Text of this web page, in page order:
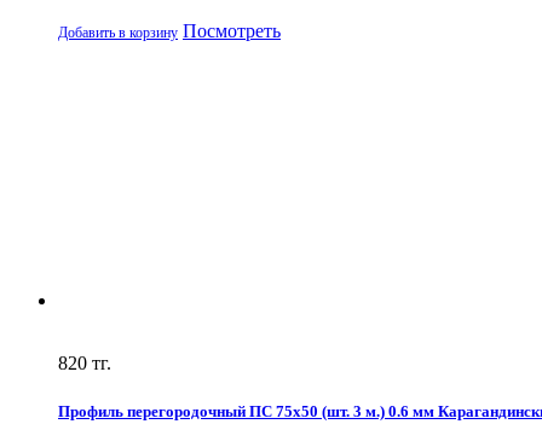
Добавить в корзину Посмотреть
820 тг.
Профиль перегородочный ПС 75х50 (шт. 3 м.) 0.6 мм